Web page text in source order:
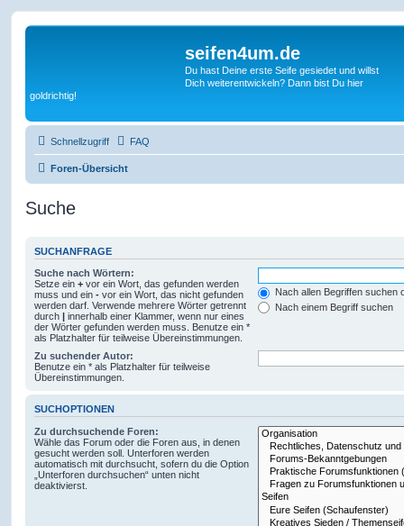
seifen4um.de
Du hast Deine erste Seife gesiedet und willst
Dich weiterentwickeln? Dann bist Du hier
goldrichtig!
Schnellzugriff FAQ
Foren-Übersicht
Suche
SUCHANFRAGE
Suche nach Wörtern:
Setze ein + vor ein Wort, das gefunden werden
muss und ein - vor ein Wort, das nicht gefunden
werden darf. Verwende mehrere Wörter getrennt
durch | innerhalb einer Klammer, wenn nur eines
der Wörter gefunden werden muss. Benutze ein *
als Platzhalter für teilweise Übereinstimmungen.
Nach allen Begriffen suchen
Nach einem Begriff suchen
Zu suchender Autor:
Benutze ein * als Platzhalter für teilweise
Übereinstimmungen.
SUCHOPTIONEN
Zu durchsuchende Foren:
Wähle das Forum oder die Foren aus, in denen
gesucht werden soll. Unterforen werden
automatisch mit durchsucht, sofern du die Option
„Unterforen durchsuchen“ unten nicht
deaktivierst.